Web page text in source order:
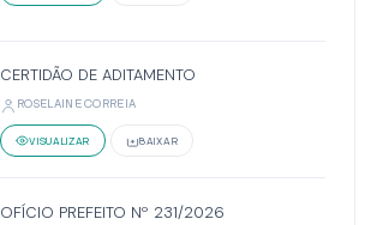
CERTIDÃO DE ADITAMENTO
ROSELAINE CORREIA
VISUALIZAR BAIXAR
OFÍCIO PREFEITO Nº 231/2026